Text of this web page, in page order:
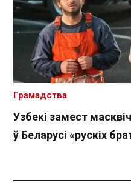
Узбекі замест
ў Беларусі «рускіх
Грамадства